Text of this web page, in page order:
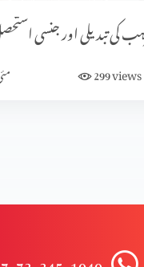
کی تبدیلی اور جنسی
مئی 299views